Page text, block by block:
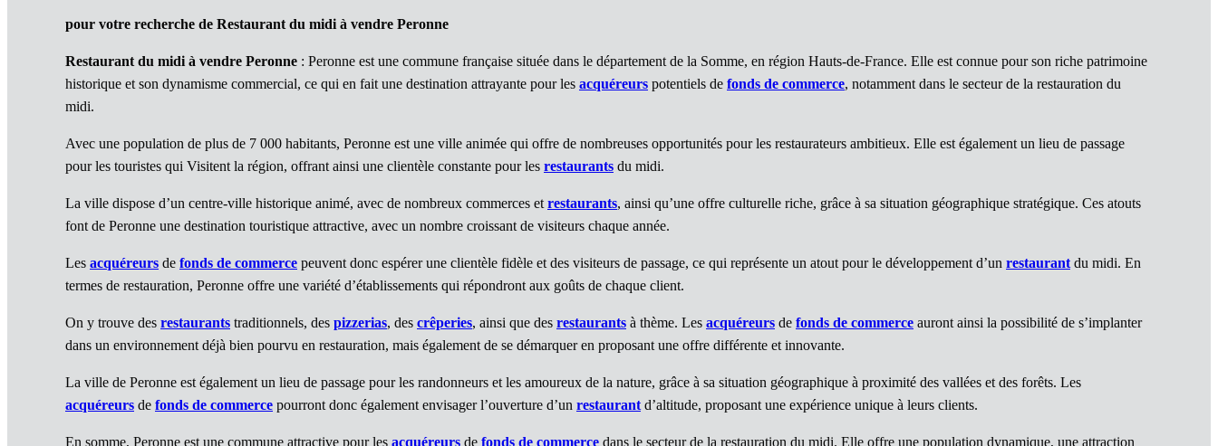
pour votre recherche de Restaurant du midi à vendre Peronne
Restaurant du midi à vendre Peronne : Peronne est une commune française située dans le département de la Somme, en région Hauts-de-France. Elle est connue pour son riche patrimoine
historique et son dynamisme commercial, ce qui en fait une destination attrayante pour les acquéreurs potentiels de fonds de commerce, notamment dans le secteur de la restauration du
midi.
Avec une population de plus de 7 000 habitants, Peronne est une ville animée qui offre de nombreuses opportunités pour les restaurateurs ambitieux. Elle est également un lieu de passage
pour les touristes qui Visitent la région, offrant ainsi une clientèle constante pour les restaurants du midi.
La ville dispose d’un centre-ville historique animé, avec de nombreux commerces et restaurants, ainsi qu’une offre culturelle riche, grâce à sa situation géographique stratégique. Ces atouts
font de Peronne une destination touristique attractive, avec un nombre croissant de visiteurs chaque année.
Les acquéreurs de fonds de commerce peuvent donc espérer une clientèle fidèle et des visiteurs de passage, ce qui représente un atout pour le développement d’un restaurant du midi. En
termes de restauration, Peronne offre une variété d’établissements qui répondront aux goûts de chaque client.
On y trouve des restaurants traditionnels, des pizzerias, des crêperies, ainsi que des restaurants à thème. Les acquéreurs de fonds de commerce auront ainsi la possibilité de s’implanter
dans un environnement déjà bien pourvu en restauration, mais également de se démarquer en proposant une offre différente et innovante.
La ville de Peronne est également un lieu de passage pour les randonneurs et les amoureux de la nature, grâce à sa situation géographique à proximité des vallées et des forêts. Les
acquéreurs de fonds de commerce pourront donc également envisager l’ouverture d’un restaurant d’altitude, proposant une expérience unique à leurs clients.
En somme, Peronne est une commune attractive pour les acquéreurs de fonds de commerce dans le secteur de la restauration du midi. Elle offre une population dynamique, une attraction